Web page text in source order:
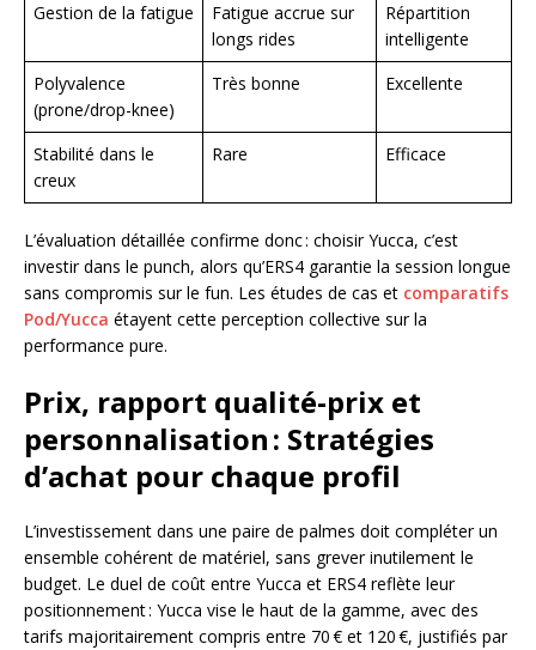
Gestion de la fatigue
Fatigue accrue sur
longs rides
Répartition
intelligente
Polyvalence
(prone/drop-knee)
Très bonne Excellente
Stabilité dans le
creux
Rare Efficace
L’évaluation détaillée confirme donc : choisir Yucca, c’est
investir dans le punch, alors qu’ERS4 garantie la session longue
sans compromis sur le fun. Les études de cas et comparatifs
Pod/Yucca étayent cette perception collective sur la
performance pure.
Prix, rapport qualité-prix et
personnalisation : Stratégies
d’achat pour chaque profil
L’investissement dans une paire de palmes doit compléter un
ensemble cohérent de matériel, sans grever inutilement le
budget. Le duel de coût entre Yucca et ERS4 reflète leur
positionnement : Yucca vise le haut de la gamme, avec des
tarifs majoritairement compris entre 70 € et 120 €, justifiés par